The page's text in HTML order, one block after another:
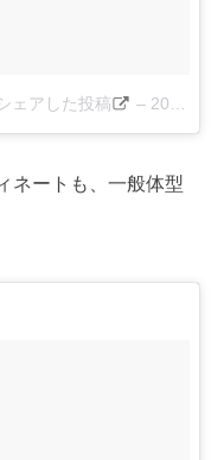
ェアした投稿 – 2016 4月 21 2:05午前 PDT
ネートも、一般体型